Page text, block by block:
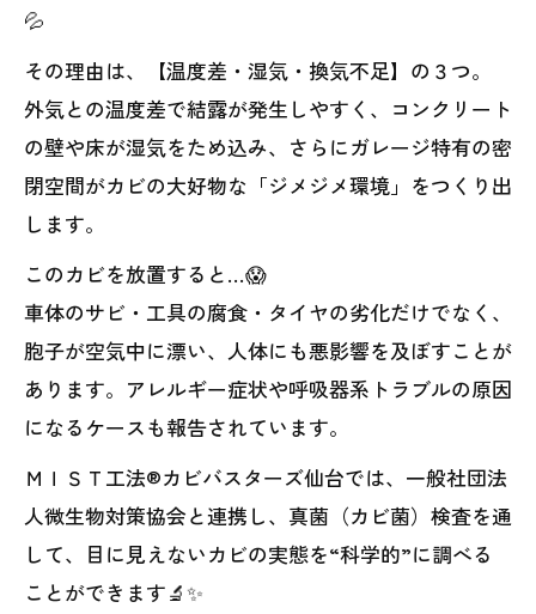
💦
その理由は、【温度差・湿気・換気不足】の３つ。
外気との温度差で結露が発生しやすく、コンクリート
の壁や床が湿気をため込み、さらにガレージ特有の密
閉空間がカビの大好物な「ジメジメ環境」をつくり出
します。
このカビを放置すると…😱
車体のサビ・工具の腐食・タイヤの劣化だけでなく、
胞子が空気中に漂い、人体にも悪影響を及ぼすことが
あります。アレルギー症状や呼吸器系トラブルの原因
になるケースも報告されています。
ＭＩＳＴ工法®カビバスターズ仙台では、一般社団法
人微生物対策協会と連携し、真菌（カビ菌）検査を通
して、目に見えないカビの実態を“科学的”に調べる
ことができます🔬✨